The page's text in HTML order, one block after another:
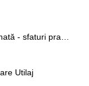
Utilaj